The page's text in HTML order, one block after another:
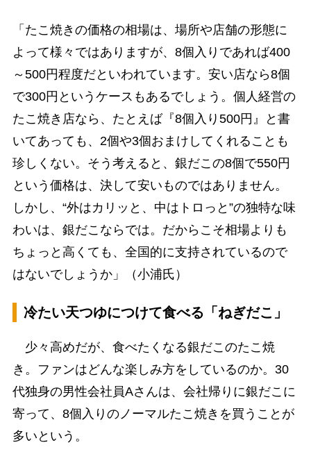
「たこ焼きの価格の相場は、場所や店舗の形態に
よって様々ではありますが、8個入りであれば400
～500円程度だといわれています。安い店なら8個
で300円というケースもあるでしょう。個人経営の
たこ焼き店なら、たとえば『8個入り500円』と書
いてあっても、2個や3個おまけしてくれることも
珍しくない。そう考えると、銀だこの8個で550円
という価格は、決して安いものではありません。
しかし、“外はカリッと、中はトロっと”の独特な味
わいは、銀だこならでは。だからこそ相場よりも
ちょっと高くても、全国的に支持されているので
はないでしょうか」（小浦氏）
冷たい天つゆにつけて食べる「ねぎだこ」
少々高めだが、食べたくなる銀だこのたこ焼
き。ファンはどんな楽しみ方をしているのか。30
代独身の男性会社員Aさんは、会社帰りに銀だこに
寄って、8個入りのノーマルたこ焼きを買うことが
多いという。